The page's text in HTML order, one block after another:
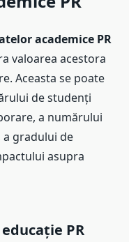
academice PR
valoarea acestora
Aceasta se poate
de studenți
a numărului
a gradului de
asupra
PR